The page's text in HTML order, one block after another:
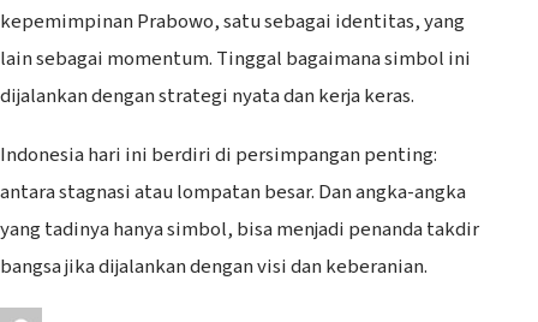
kepemimpinan Prabowo, satu sebagai identitas, yang
lain sebagai momentum. Tinggal bagaimana simbol ini
dijalankan dengan strategi nyata dan kerja keras.
Indonesia hari ini berdiri di persimpangan penting:
antara stagnasi atau lompatan besar. Dan angka-angka
yang tadinya hanya simbol, bisa menjadi penanda takdir
bangsa jika dijalankan dengan visi dan keberanian.